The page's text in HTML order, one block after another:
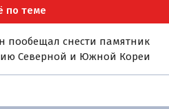
по теме
пообещал снести памятник
Северной и Южной Кореи